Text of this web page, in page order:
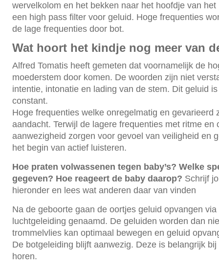
wervelkolom en het bekken naar het hoofdje van
een high pass filter voor geluid. Hoge frequenties
de lage frequenties door bot.
Wat hoort het kindje nog meer van
Alfred Tomatis heeft gemeten dat voornamelijk de
moederstem door komen. De woorden zijn niet
intentie, intonatie en lading van de stem. Dit geluid
constant.
Hoge frequenties welke onregelmatig en gevarieerd
aandacht. Terwijl de lagere frequenties met ritme en
aanwezigheid zorgen voor gevoel van veiligheid en
het begin van actief luisteren.
Hoe praten volwassenen tegen baby’s? Welke
gegeven? Hoe reageert de baby daarop? Schrijf
hieronder en lees wat anderen daar van vinden
Na de geboorte gaan de oortjes geluid opvangen via
luchtgeleiding genaamd. De geluiden worden dan
trommelvlies kan optimaal bewegen en geluid
De botgeleiding blijft aanwezig. Deze is belangrijk
horen.